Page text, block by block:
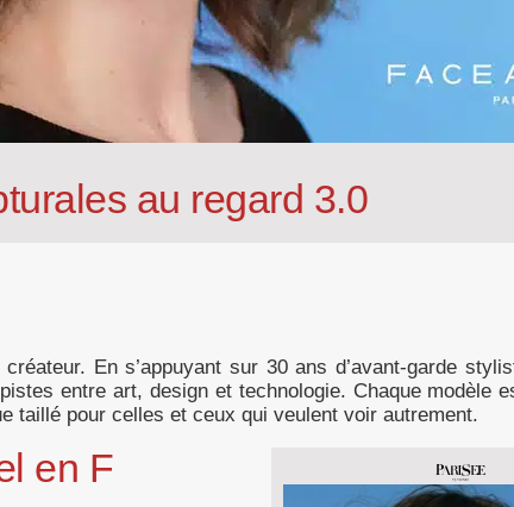
au regard 3.0
En s’appuyant sur 30 ans d’avant-garde
entre art, design et technologie. Chaque modèle
taillé pour celles et ceux qui veulent voir autrement.
en F